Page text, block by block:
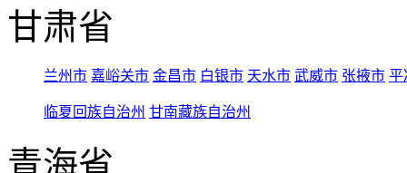
甘肃省
兰州市 嘉峪关市 金昌市 白银市 天水市 武威市 张掖市 平
临夏回族自治州 甘南藏族自治州
青海省